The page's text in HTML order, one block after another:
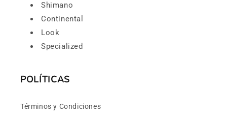
Shimano
Continental
Look
Specialized
POLÍTICAS
Términos y Condiciones